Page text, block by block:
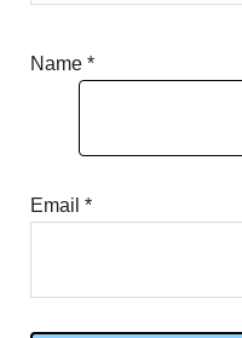
Name*
Email*